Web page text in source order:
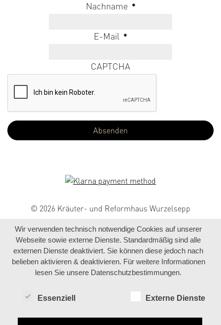
Nachname *
E-Mail *
CAPTCHA
© 2026 Kräuter- und Reformhaus Wurzelsepp
Wir verwenden technisch notwendige Cookies auf unserer
Webseite sowie externe Dienste. Standardmäßig sind alle
externen Dienste deaktiviert. Sie können diese jedoch nach
belieben aktivieren & deaktivieren. Für weitere Informationen
lesen Sie unsere Datenschutzbestimmungen.
Essenziell Externe Dienste